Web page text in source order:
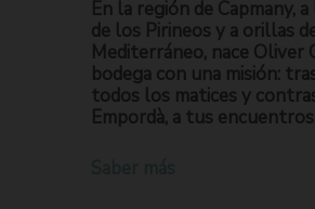
En la región de Capmany,
de los Pirineos y a orillas
Mediterráneo, nace Oliver
bodega con una misión:
todos los matices y
Empordà, a tus encuentros.